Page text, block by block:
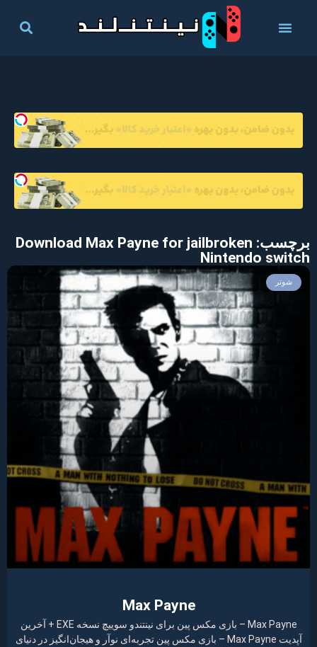
برچسب: Download Max Payne for jailbroken
Nintendo switch
شوتر
Max Payne
Max Payne – بازی مکس پین برای نینتندو سوییچ نسخه EXE + آخرین
آپدیت Max Payne – بازی مکس پین تجربه‌ای نوآر و هیجان‌انگیز در دنیای